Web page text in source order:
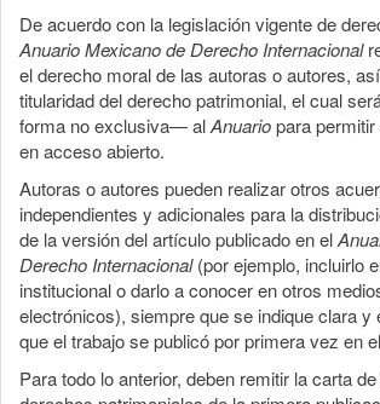
De acuerdo con la legislación vigente de
Anuario Mexicano de Derecho Internacional
el derecho moral de las autoras o autores,
titularidad del derecho patrimonial, el cual
forma no exclusiva— alAnuariopara
en acceso abierto.
Autoras o autores pueden realizar otros
independientes y adicionales para la
de la versión del artículo publicado en el
Derecho Internacional(por ejemplo, incluirlo
institucional o darlo a conocer en otros
electrónicos), siempre que se indique clara y
que el trabajo se publicó por primera vez en el
Para todo lo anterior, deben remitir la carta